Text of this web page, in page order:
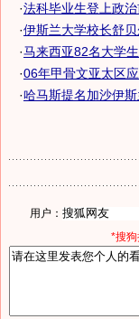
·法科毕业生登上政
·伊斯兰大学校长舒贝
·马来西亚82名大学
·06年甲骨文亚太区
·哈马斯提名加沙伊
用户：
*搜